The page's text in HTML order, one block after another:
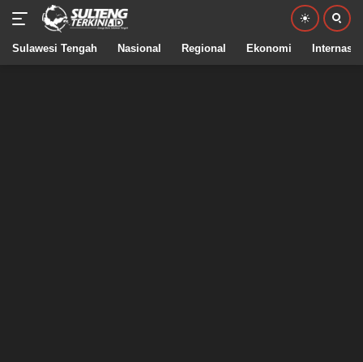
Sulawesi Tengah Nasional Regional Ekonomi